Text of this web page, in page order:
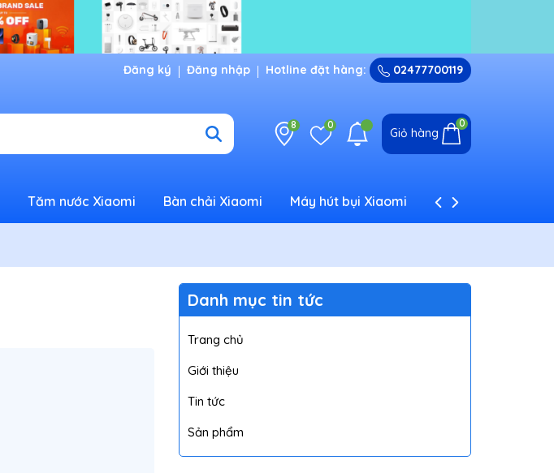
Đăng ký Đăng nhập Hotline đặt hàng: 02477700119
8 0
Giỏ hàng
0
Tăm nước Xiaomi Bàn chải Xiaomi Máy hút bụi Xiaomi Máy tạo ẩm Xiaomi
Danh mục tin tức
Trang chủ
Giới thiệu
Tin tức
Sản phẩm